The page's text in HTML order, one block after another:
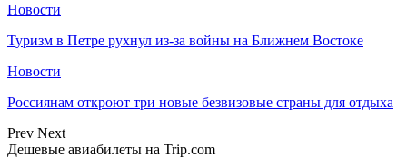
Новости
Туризм в Петре рухнул из-за войны на Ближнем Востоке
Новости
Россиянам откроют три новые безвизовые страны для отдыха
Prev Next
Дешевые авиабилеты на Trip.com